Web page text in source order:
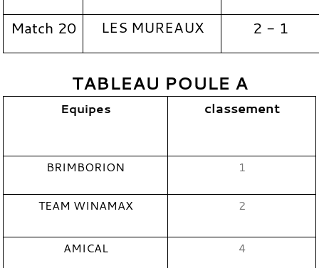
Match 20
LES MUREAUX 2 - 1
TABLEAU POULE A
Equipes classement
BRIMBORION 1
TEAM WINAMAX 2
AMICAL 4